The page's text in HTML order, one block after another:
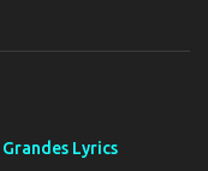
falten mi dios es grande
le mando un abrazo
Siempre me van a
cargador extendido
ganas le doy todo
Lyrics